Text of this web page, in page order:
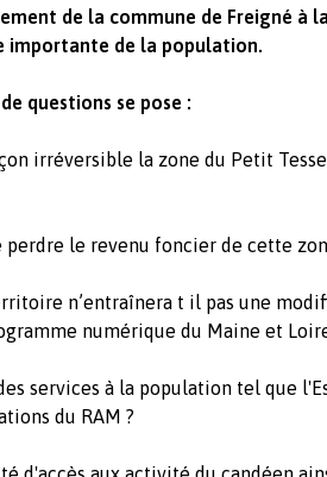
de la commune de Freigné à
importante de la population.
questions se pose :
irréversible la zone du Petit
perdre le revenu foncier de cette
n’entraînera t il pas une
numérique du Maine et
services à la population tel que
du RAM ?